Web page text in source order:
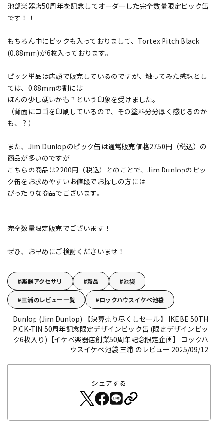
池部楽器店50周年を記念してオーダーした完全数量限定ピック缶
です！！
もちろん中にピックも入っておりまして、Tortex Pitch Black
(0.88mm)が6枚入っております。
ピック単品は店頭で販売しているのですが、触ってみた感想とし
ては、0.88mmの割には
ほんの少し硬いかも？という印象を受けました。
（背面にロゴを印刷しているので、その塗料分分厚く感じるのか
も、？）
また、Jim Dunlopのピック缶は通常販売価格2750円（税込）の
商品が多いのですが
こちらの商品は2200円（税込）とのことで、Jim Dunlopのピッ
ク缶をお求めやすいお値段でお探しの方には
ぴったりな商品でございます。
完全数量限定販売でございます！
ぜひ、お早めにご検討くださいませ！
楽器アクセサリ 新品 池袋
三浦のレビュー一覧 ロックハウスイケベ池袋
Dunlop (Jim Dunlop) 【決算売り尽くしセール】 IKEBE 50TH
PICK-TIN 50周年記念限定デザインピック缶 (限定デザインピッ
ク6枚入り)【イケベ楽器店創業50周年記念限定企画】
ロックハ
ウスイケベ池袋 三浦 のレビュー 2025/09/12
シェアする